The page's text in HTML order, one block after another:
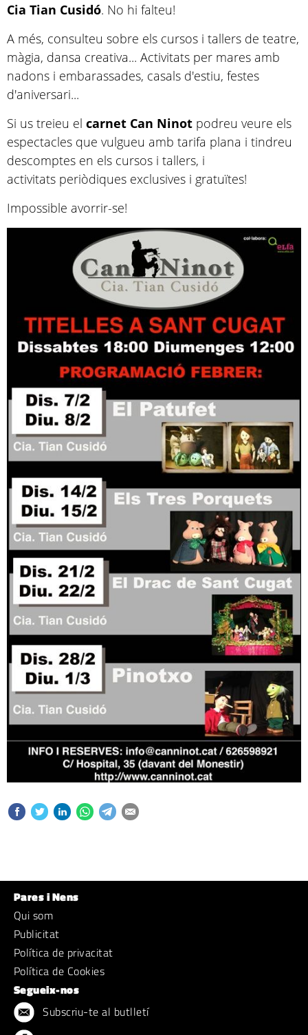
Cia Tian Cusidó. No hi falteu!
A més, consulteu sobre els cursos i tallers de teatre,
màgia, dansa creativa... Activitats per mares amb
nadons i embarassades, casals d'estiu, festes
d'aniversari...
Si us treieu el carnet Can Ninot podreu veure els
espectacles que vulgueu amb tarifa plana i tindreu
descomptes en els cursos i tallers, i
activitats periòdiques exclusives i gratuïtes!
Impossible avorrir-se!
Pares i Nens
Qui som
Publicitat
Política de privacitat
Política de Cookies
Segueix-nos
Subscriu-te al butlletí